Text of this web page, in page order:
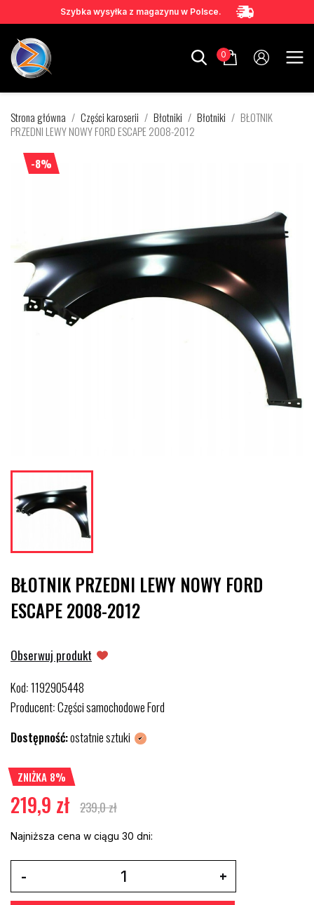
Szybka wysyłka z magazynu w Polsce.
0
Strona główna Części karoserii Błotniki Błotniki
BŁOTNIK
PRZEDNI LEWY NOWY FORD ESCAPE 2008-2012
-8%
BŁOTNIK PRZEDNI LEWY NOWY FORD
ESCAPE 2008-2012
Obserwuj produkt
Kod:1192905448
Producent:Części samochodowe Ford
Dostępność:ostatnie sztuki
ZNIŻKA 8%
219,9 zł 239,0 zł
Najniższa cena w ciągu 30 dni: